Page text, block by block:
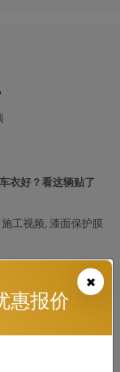
衣好？看这辆贴了
工视频, 漆面保护膜
衣漆面透明保护膜施
惠报价